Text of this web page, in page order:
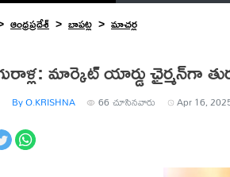
ఆంధ్రప్రదేశ్ బాపట్ల మాచ‌ర్ల‌
మార్కెట్‌ యార్డు ఛైర్మన్‌గా
By O.KRISHNA 66 చూసినవారు Apr 16,